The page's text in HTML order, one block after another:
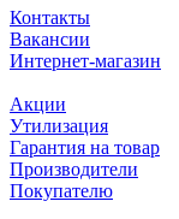
Контакты
Вакансии
Интернет-магазин
Акции
Утилизация
Гарантия на товар
Производители
Покупателю